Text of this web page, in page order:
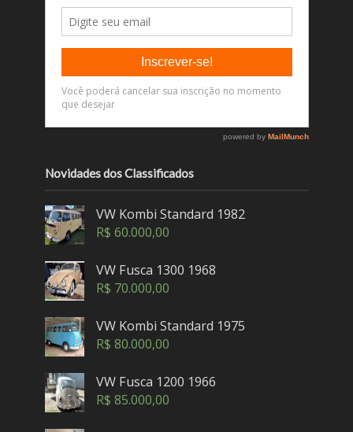
Novidades dos Classificados
VW Kombi Standard 1982
R$ 60.000,00
VW Fusca 1300 1968
R$ 70.000,00
VW Kombi Standard 1975
R$ 80.000,00
VW Fusca 1200 1966
R$ 85.000,00